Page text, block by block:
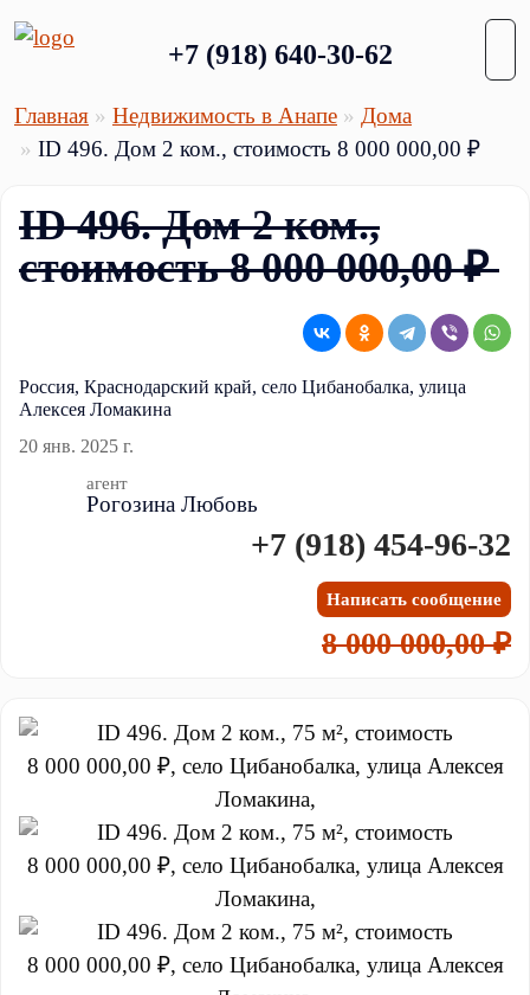
+7 (918) 640-30-62
Главная Недвижимость в Анапе
Дома
ID 496. Дом 2 ком., стоимость 8 000 000,00 ₽
ID 496. Дом 2 ком.,
стоимость 8 000 000,00 ₽
Россия, Краснодарский край, село Цибанобалка, улица
Алексея Ломакина
20 янв. 2025 г.
агент
Рогозина Любовь
+7 (918) 454-96-32
Написать сообщение
8 000 000,00 ₽